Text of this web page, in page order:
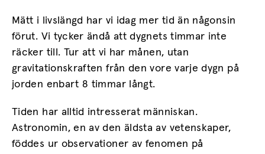
Mätt i livslängd har vi idag mer tid än någonsin
förut. Vi tycker ändå att dygnets timmar inte
räcker till. Tur att vi har månen, utan
gravitationskraften från den vore varje dygn på
jorden enbart 8 timmar långt.
Tiden har alltid intresserat människan.
Astronomin, en av den äldsta av vetenskaper,
föddes ur observationer av fenomen på